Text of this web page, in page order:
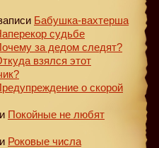
Бабушка-вахтерша
судьбе
за дедом следят?
взялся этот
о скорой
Покойные не любят
Роковые числа